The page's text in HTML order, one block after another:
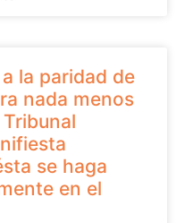
la paridad de
nada menos
se haga
en el